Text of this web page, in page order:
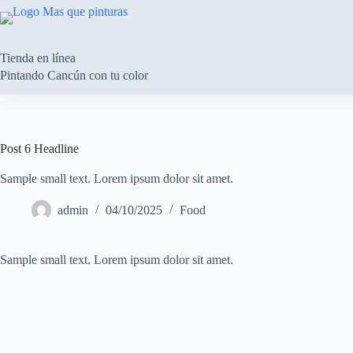
Saltar
al
Tienda en línea
Pintando Cancún con tu color
Post 6 Headline
Sample small text. Lorem ipsum dolor sit amet.
admin 04/10/2025 Food
Sample small text. Lorem ipsum dolor sit amet.